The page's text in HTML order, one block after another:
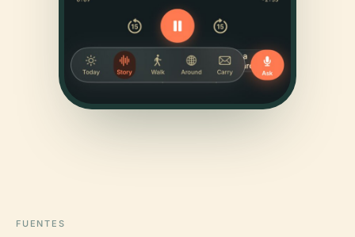
FUENTES